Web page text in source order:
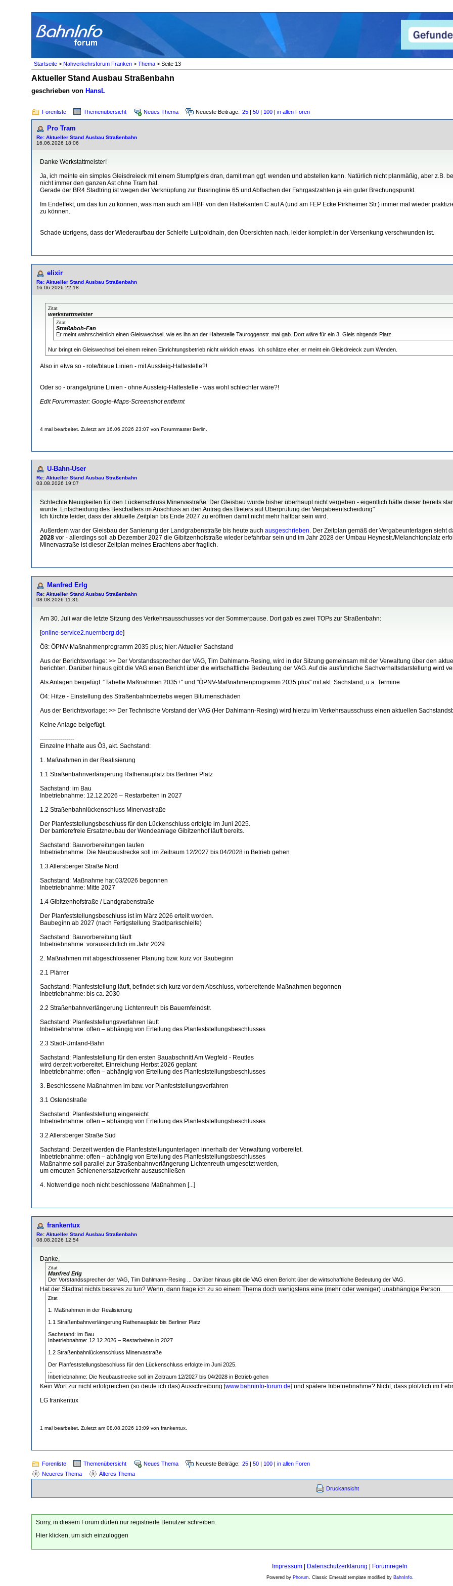
Startseite > Nahverkehrsforum Franken > Thema > Seite 13
Aktueller Stand Ausbau Straßenbahn
geschrieben von HansL
Forenliste Themenübersicht Neues Thema Neueste Beiträge: 25 | 50 | 100 | in allen Foren
Pro Tram
Re: Aktueller Stand Ausbau Straßenbahn
16.06.2026 18:06
Danke Werkstattmeister!
Ja, ich meinte ein simples Gleisdreieck mit einem Stumpfgleis dran, damit man ggf. wenden und abstellen kann. Natürlich nicht planmäßig, aber z.B.
nicht immer den ganzen Ast ohne Tram hat.
Gerade der BR4 Stadtring ist wegen der Verknüpfung zur Busringlinie 65 und Abflachen der Fahrgastzahlen ja ein guter Brechungspunkt.
Im Endeffekt, um das tun zu können, was man auch am HBF von den Haltekanten C auf A (und am FEP Ecke Pirkheimer Str.) immer mal wieder
zu können.
Schade übrigens, dass der Wiederaufbau der Schleife Luitpoldhain, den Übersichten nach, leider komplett in der Versenkung verschwunden ist.
elixir
Re: Aktueller Stand Ausbau Straßenbahn
16.06.2026 22:18
Zitat
werkstattmeister
Zitat
Straßaboh-Fan
Er meint wahrscheinlich einen Gleiswechsel, wie es ihn an der Haltestelle Tauroggenstr. mal gab. Dort wäre für ein 3. Gleis nirgends Platz.
Nur bringt ein Gleiswechsel bei einem reinen Einrichtungsbetrieb nicht wirklich etwas. Ich schätze eher, er meint ein Gleisdreieck zum Wenden.
Also in etwa so - rote/blaue Linien - mit Aussteig-Haltestelle?!
Oder so - orange/grüne Linien - ohne Aussteig-Haltestelle - was wohl schlechter wäre?!
Edit Forummaster: Google-Maps-Screenshot entfernt
4 mal bearbeitet. Zuletzt am 16.06.2026 23:07 von Forummaster Berlin.
U-Bahn-User
Re: Aktueller Stand Ausbau Straßenbahn
03.08.2026 19:07
Schlechte Neuigkeiten für den Lückenschluss Minervastraße: Der Gleisbau wurde bisher überhaupt nicht vergeben - eigentlich hätte dieser bereits
wurde: Entscheidung des Beschaffers im Anschluss an den Antrag des Bieters auf Überprüfung der Vergabeentscheidung"
Ich fürchte leider, dass der aktuelle Zeitplan bis Ende 2027 zu eröffnen damit nicht mehr haltbar sein wird.
Außerdem war der Gleisbau der Sanierung der Landgrabenstraße bis heute auch ausgeschrieben . Der Zeitplan gemäß der Vergabeunterlagen
2028 vor - allerdings soll ab Dezember 2027 die Gibitzenhofstraße wieder befahrbar sein und im Jahr 2028 der Umbau Heynestr./Melanchtonplatz
Minervastraße ist dieser Zeitplan meines Erachtens aber fraglich.
Manfred Erlg
Re: Aktueller Stand Ausbau Straßenbahn
08.08.2026 11:31
Am 30. Juli war die letzte Sitzung des Verkehrsausschusses vor der Sommerpause. Dort gab es zwei TOPs zur Straßenbahn:
[online-service2.nuernberg.de]
Ö3: ÖPNV-Maßnahmenprogramm 2035 plus; hier: Aktueller Sachstand
Aus der Berichtsvorlage: >> Der Vorstandssprecher der VAG, Tim Dahlmann-Resing, wird in der Sitzung gemeinsam mit der Verwaltung über den
berichten. Darüber hinaus gibt die VAG einen Bericht über die wirtschaftliche Bedeutung der VAG. Auf die ausführliche Sachverhaltsdarstellung wird
Als Anlagen beigefügt: "Tabelle Maßnahmen 2035+" und "ÖPNV-Maßnahmenprogramm 2035 plus" mit akt. Sachstand, u.a. Termine
Ö4: Hitze - Einstellung des Straßenbahnbetriebs wegen Bitumenschäden
Aus der Berichtsvorlage: >> Der Technische Vorstand der VAG (Her Dahlmann-Resing) wird hierzu im Verkehrsausschuss einen aktuellen
Keine Anlage beigefügt.
-----------------
Einzelne Inhalte aus Ö3, akt. Sachstand:
1. Maßnahmen in der Realisierung
1.1 Straßenbahnverlängerung Rathenauplatz bis Berliner Platz
Sachstand: im Bau
Inbetriebnahme: 12.12.2026 – Restarbeiten in 2027
1.2 Straßenbahnlückenschluss Minervastraße
Der Planfeststellungsbeschluss für den Lückenschluss erfolgte im Juni 2025.
Der barrierefreie Ersatzneubau der Wendeanlage Gibitzenhof läuft bereits.
Sachstand: Bauvorbereitungen laufen
Inbetriebnahme: Die Neubaustrecke soll im Zeitraum 12/2027 bis 04/2028 in Betrieb gehen
1.3 Allersberger Straße Nord
Sachstand: Maßnahme hat 03/2026 begonnen
Inbetriebnahme: Mitte 2027
1.4 Gibitzenhofstraße / Landgrabenstraße
Der Planfeststellungsbeschluss ist im März 2026 erteilt worden.
Baubeginn ab 2027 (nach Fertigstellung Stadtparkschleife)
Sachstand: Bauvorbereitung läuft
Inbetriebnahme: voraussichtlich im Jahr 2029
2. Maßnahmen mit abgeschlossener Planung bzw. kurz vor Baubeginn
2.1 Plärrer
Sachstand: Planfeststellung läuft, befindet sich kurz vor dem Abschluss, vorbereitende Maßnahmen begonnen
Inbetriebnahme: bis ca. 2030
2.2 Straßenbahnverlängerung Lichtenreuth bis Bauernfeindstr.
Sachstand: Planfeststellungsverfahren läuft
Inbetriebnahme: offen – abhängig von Erteilung des Planfeststellungsbeschlusses
2.3 Stadt-Umland-Bahn
Sachstand: Planfeststellung für den ersten Bauabschnitt Am Wegfeld - Reutles
wird derzeit vorbereitet. Einreichung Herbst 2026 geplant
Inbetriebnahme: offen – abhängig von Erteilung des Planfeststellungsbeschlusses
3. Beschlossene Maßnahmen im bzw. vor Planfeststellungsverfahren
3.1 Ostendstraße
Sachstand: Planfeststellung eingereicht
Inbetriebnahme: offen – abhängig von Erteilung des Planfeststellungsbeschlusses
3.2 Allersberger Straße Süd
Sachstand: Derzeit werden die Planfeststellungunterlagen innerhalb der Verwaltung vorbereitet.
Inbetriebnahme: offen – abhängig von Erteilung des Planfeststellungsbeschlusses
Maßnahme soll parallel zur Straßenbahnverlängerung Lichtenreuth umgesetzt werden,
um erneuten Schienenersatzverkehr auszuschließen
4. Notwendige noch nicht beschlossene Maßnahmen [...]
frankentux
Re: Aktueller Stand Ausbau Straßenbahn
08.08.2026 12:54
Danke,
Zitat
Manfred Erlg
Der Vorstandssprecher der VAG, Tim Dahlmann-Resing ... Darüber hinaus gibt die VAG einen Bericht über die wirtschaftliche Bedeutung der VAG.
Hat der Stadtrat nichts bessres zu tun? Wenn, dann frage ich zu so einem Thema doch wenigstens eine (mehr oder weniger) unabhängige Person.
Zitat
1. Maßnahmen in der Realisierung
1.1 Straßenbahnverlängerung Rathenauplatz bis Berliner Platz
Sachstand: im Bau
Inbetriebnahme: 12.12.2026 – Restarbeiten in 2027
1.2 Straßenbahnlückenschluss Minervastraße
Der Planfeststellungsbeschluss für den Lückenschluss erfolgte im Juni 2025.
Inbetriebnahme: Die Neubaustrecke soll im Zeitraum 12/2027 bis 04/2028 in Betrieb gehen
Kein Wort zur nicht erfolgreichen (so deute ich das) Ausschreibung [www.bahninfo-forum.de] und spätere Inbetriebnahme? Nicht, dass plötzlich im
LG frankentux
1 mal bearbeitet. Zuletzt am 08.08.2026 13:09 von frankentux.
Forenliste Themenübersicht Neues Thema Neueste Beiträge: 25 | 50 | 100 | in allen Foren
Neueres Thema
Älteres Thema
Druckansicht
Sorry, in diesem Forum dürfen nur registrierte Benutzer schreiben.
Hier klicken, um sich einzuloggen
Impressum | Datenschutzerklärung | Forumregeln
Powered by Phorum . Classic Emerald template modified by BahnInfo.